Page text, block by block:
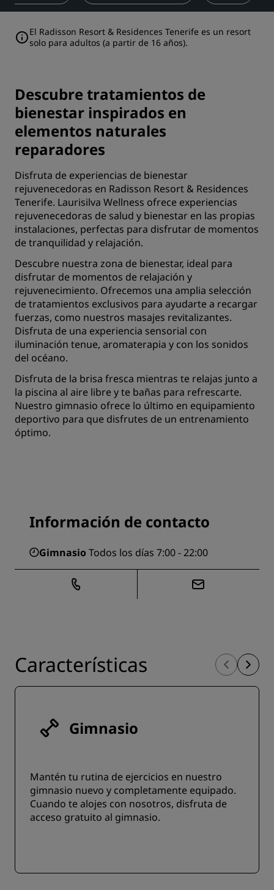
El Radisson Resort & Residences Tenerife es un resort
solo para adultos (a partir de 16 años).
Descubre tratamientos de
bienestar inspirados en
elementos naturales
reparadores
Disfruta de experiencias de bienestar
rejuvenecedoras en Radisson Resort & Residences
Tenerife. Laurisilva Wellness ofrece experiencias
rejuvenecedoras de salud y bienestar en las propias
instalaciones, perfectas para disfrutar de momentos
de tranquilidad y relajación.
Descubre nuestra zona de bienestar, ideal para
disfrutar de momentos de relajación y
rejuvenecimiento. Ofrecemos una amplia selección
de tratamientos exclusivos para ayudarte a recargar
fuerzas, como nuestros masajes revitalizantes.
Disfruta de una experiencia sensorial con
iluminación tenue, aromaterapia y con los sonidos
del océano.
Disfruta de la brisa fresca mientras te relajas junto a
la piscina al aire libre y te bañas para refrescarte.
Nuestro gimnasio ofrece lo último en equipamiento
deportivo para que disfrutes de un entrenamiento
óptimo.
Información de contacto
Gimnasio Todos los días 7:00 - 22:00
Características
Gimnasio
Mantén tu rutina de ejercicios en nuestro
gimnasio nuevo y completamente equipado.
Cuando te alojes con nosotros, disfruta de
acceso gratuito al gimnasio.